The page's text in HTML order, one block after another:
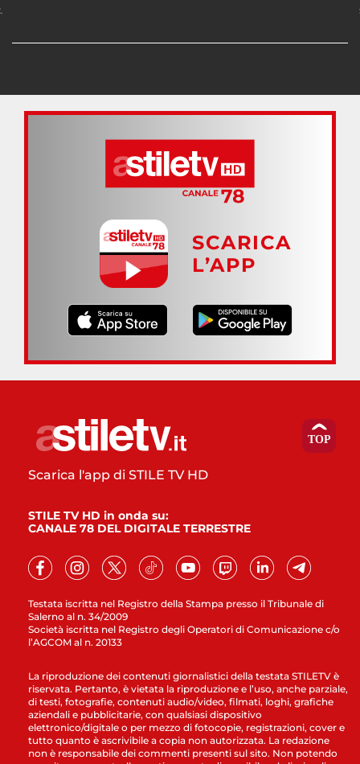
SCARICA
L’APP
Testata iscritta nel Registro della Stampa presso il Tribunale di
Salerno al n. 34/2009
Società iscritta nel Registro degli Operatori di Comunicazione c/o
l’AGCOM al n. 20133
Scarica l'app di STILE TV HD
STILE TV HD in onda su:
CANALE 78 DEL DIGITALE TERRESTRE
La riproduzione dei contenuti giornalistici della testata STILETV è
riservata. Pertanto, è vietata la riproduzione e l’uso, anche parziale,
di testi, fotografie, contenuti audio/video, filmati, loghi, grafiche
aziendali e pubblicitarie, con qualsiasi dispositivo
elettronico/digitale o per mezzo di fotocopie, registrazioni, cover e
tutto quanto è ascrivibile a copia non autorizzata. La redazione
non è responsabile dei commenti presenti sul sito. Non potendo